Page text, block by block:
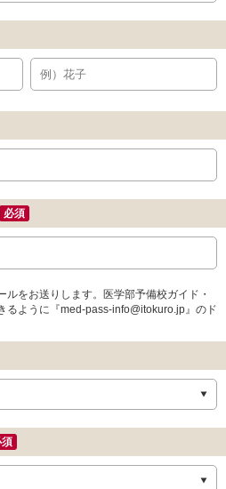
必須
をお送りします。医学部予備校ガイド・
るように『med-pass-info@itokuro.jp』のド
須